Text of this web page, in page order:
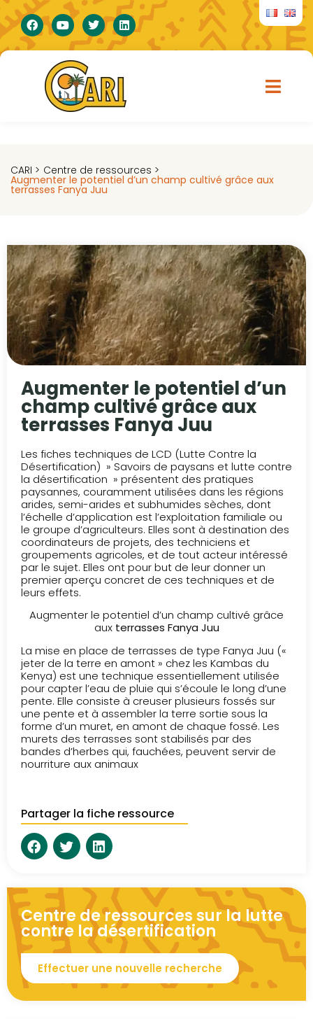
CARI > Centre de ressources >
Augmenter le potentiel d’un champ cultivé grâce aux
terrasses Fanya Juu
Augmenter le potentiel d’un
champ cultivé grâce aux
terrasses Fanya Juu
Les fiches techniques de LCD (Lutte Contre la
Désertification) » Savoirs de paysans et lutte contre
la désertification » présentent des pratiques
paysannes, couramment utilisées dans les régions
arides, semi-arides et subhumides sèches, dont
l’échelle d’application est l’exploitation familiale ou
le groupe d’agriculteurs. Elles sont à destination des
coordinateurs de projets, des techniciens et
groupements agricoles, et de tout acteur intéressé
par le sujet. Elles ont pour but de leur donner un
premier aperçu concret de ces techniques et de
leurs effets.
Augmenter le potentiel d’un champ cultivé grâce
auxterrasses Fanya Juu
La mise en place de terrasses de type Fanya Juu («
jeter de la terre en amont » chez les Kambas du
Kenya) est une technique essentiellement utilisée
pour capter l’eau de pluie qui s’écoule le long d’une
pente. Elle consiste à creuser plusieurs fossés sur
une pente et à assembler la terre sortie sous la
forme d’un muret, en amont de chaque fossé. Les
murets des terrasses sont stabilisés par des
bandes d’herbes qui, fauchées, peuvent servir de
nourriture aux animaux
Partager la fiche ressource
Centre de ressources sur la lutte
contre la désertification
Effectuer une nouvelle recherche